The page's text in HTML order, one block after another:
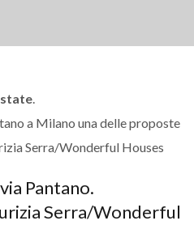
.
a Milano una delle proposte
Serra/Wonderful Houses
Pantano.
Serra/Wonderful